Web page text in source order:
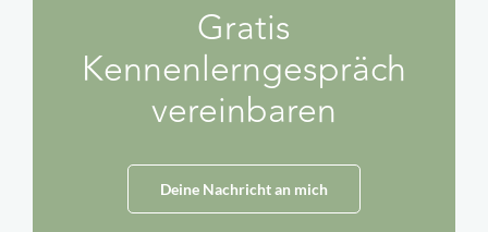
Gratis
Kennenlerngespräch
vereinbaren
Deine Nachricht an mich